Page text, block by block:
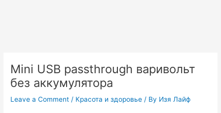
Mini USB passthrough варивольт
без аккумулятора
Leave a Comment / Красота и здоровье / By Изя Лайф